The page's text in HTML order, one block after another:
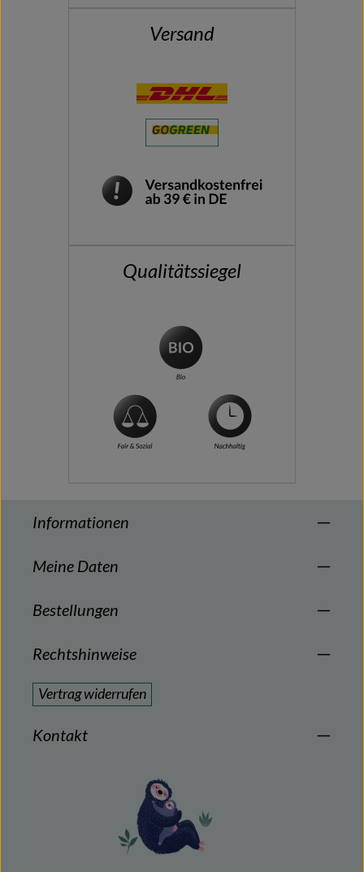
Versand
Qualitätssiegel
Informationen
Meine Daten
Bestellungen
Rechtshinweise
Vertrag widerrufen
Kontakt